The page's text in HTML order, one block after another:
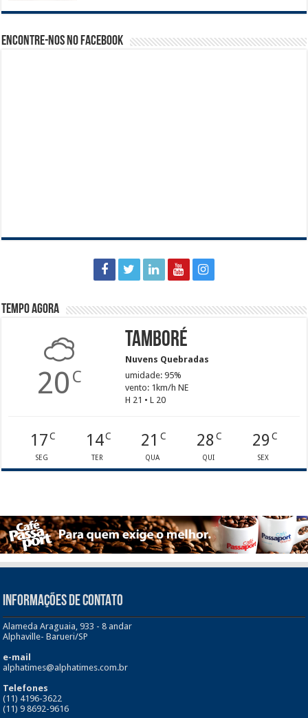
Encontre-nos no Facebook
Tempo agora
20 C
Tamboré
Nuvens Quebradas
umidade: 95%
vento: 1km/h NE
H 21 • L 20
17C
SEG
14C
TER
21 C
QUA
28C
QUI
29C
SEX
INFORMAÇÕES DE CONTATO
Alameda Araguaia, 933 - 8 andar
Alphaville- Barueri/SP
e-mail
alphatimes@alphatimes.com.br
Telefones
(11) 4196-3622
(11) 9 8692-9616